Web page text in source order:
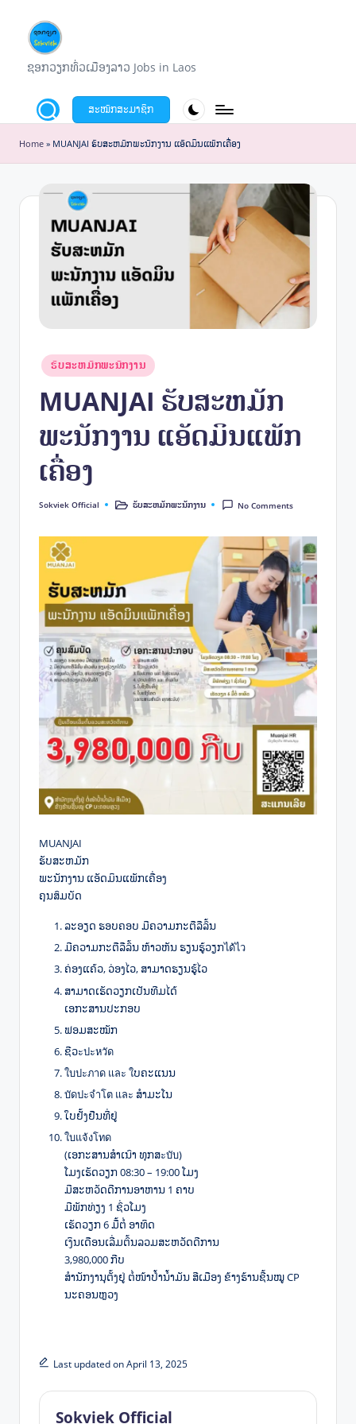
content
ຊ
ກ
ວ
ກ
ຊອກວຽກທົ່ວເມືອງລາວ Jobs in Laos
ສະໝັກສະມາຊິກ
Home » MUANJAI ຮັບສະຫມັກພະນັກງານ ແອັດມິນແພັກເຄື່ອງ
Posted
in
ຮັບສະຫມັກພະນັກງານ
MUANJAI ຮັບສະຫມັກ
ພະນັກງານ ແອັດມິນແພັກ
ເຄື່ອງ
Posted
Sokviek Official
Postedຮັບສະຫມັກພະນັກງານ No Comments
MUANJAI
ຮັບສະຫມັກ
ພະນັກງານ ແອັດມິນແພັກເຄື່ອງ
ຄຸນສົມບັດ
ລະອຽດ ຮອບຄອບ ມີຄວາມກະຕືລືລົ້ນ
ມີຄວາມກະຕືລືລົ້ນ ຫ້າວຫັນ ຮຽນຮູ້ວຽກได้ไว
ຄ່ອງແຄ້ວ, ວ່ອງໄວ, ສາມາດຮຽນຮູ້ໄວ
ສາມາດເຮັດວຽກເປັນທີມໄດ້
ເອກະສານປະກອບ
ຟອມສະໝັກ
ຊີວะปะหวัด
ใบปะภาด และ ใບຄະແນນ
บัดปะจำโต และ ສໍາມະໂນ
ໃບຢັ້ງຢືນທີ່ຢູ່
ใบแจ้งโทด
(ເອກະສານສໍາເນົາ ທຸກສะบับ)
ໂມງເຮັດວຽກ 08:30 – 19:00 ໂມງ
ມີສະຫວັດດີການອາຫານ 1 ຄາບ
ມີພັກທ່ຽງ 1 ຊົ່ວໂມງ
ເຮັດວຽກ 6 ມື້ຕໍ່ ອາທິດ
ເງິນເດືອນເລີ່ມຕົ້ນລວມສະຫວັດດີການ
3,980,000 ກີບ
ສໍານັກງານຸຕັ້ງຢູ່ ຕໍ່ໜ້າປໍ້ານໍ້າມັນ ສີເມືອງ ຂ້າງຮ້ານຊີ້ນໝູ CP
ນະຄອນຫຼວງ
Last updated on April 13, 2025
Sokviek Official